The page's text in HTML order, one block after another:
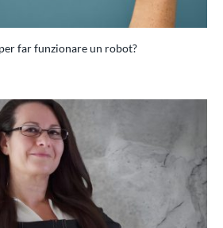
far funzionare un robot?